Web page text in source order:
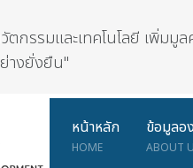
รรมและเทคโนโลยี เพิ่มมูล
างยั่งยืน"
หน้าหลัก
HOME
ข้อมูลอ
ABOUT